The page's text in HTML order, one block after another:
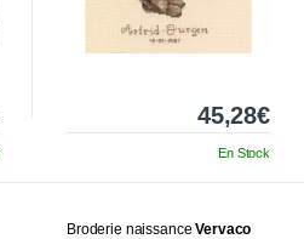
45,28€
En Stock
Broderie naissanceVervaco